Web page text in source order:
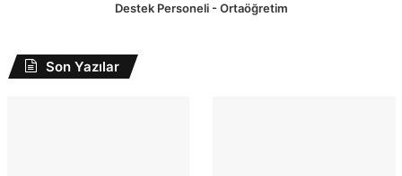
Destek Personeli - Ortaöğretim
Son Yazılar